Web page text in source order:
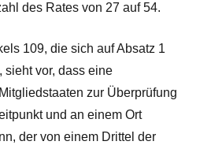
des Rates von 27 auf 54.
109, die sich auf Absatz 1
sieht vor, dass eine
zur Überprüfung
und an einem Ort
der von einem Drittel der